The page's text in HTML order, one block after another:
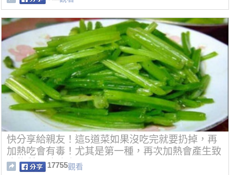
快分享給親友！這5道菜如果沒吃完就要扔掉，再
加熱吃會有毒！尤其是第一種，再次加熱會產生致
癌物質亞硝酸鹽！
17755觀看